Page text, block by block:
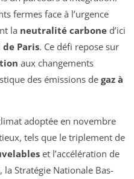
fermes face à l’urgence
la neutralité carbone d’ici
de Paris. Ce défi repose sur
aux changements
des émissions degaz à
adoptée en novembre
tels que le triplement de
et l’accélération de
la Stratégie Nationale Bas-